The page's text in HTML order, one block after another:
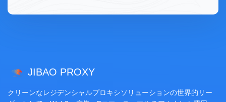
JIBAO PROXY
クリーンなレジデンシャルプロキシソリューションの世界的リー